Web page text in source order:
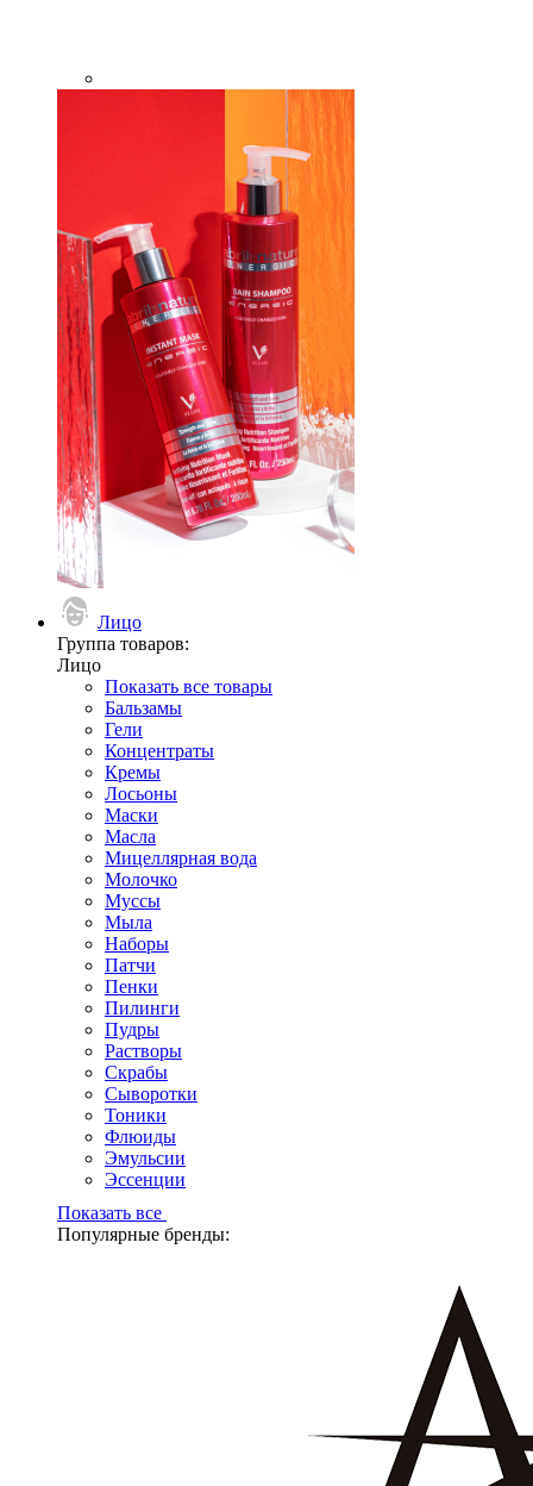
Лицо
Группа товаров:
Лицо
Показать все товары
Бальзамы
Гели
Концентраты
Кремы
Лосьоны
Маски
Масла
Мицеллярная вода
Молочко
Муссы
Мыла
Наборы
Патчи
Пенки
Пилинги
Пудры
Растворы
Скрабы
Сыворотки
Тоники
Флюиды
Эмульсии
Эссенции
Показать все
Популярные бренды: